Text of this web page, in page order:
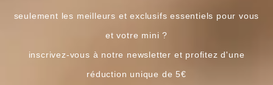
seulement les meilleurs et exclusifs essentiels pour vous
et votre mini ?
inscrivez-vous à notre newsletter et profitez d'une
réduction unique de 5€